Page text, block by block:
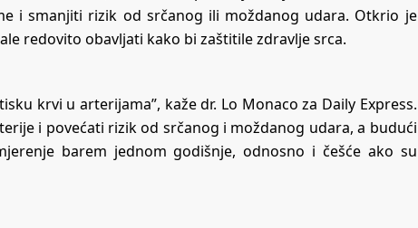
i smanjiti rizik od srčanog ili moždanog udara. Otkrio je
redovito obavljati kako bi zaštitile zdravlje srca.
krvi u arterijama”, kaže dr. Lo Monaco za Daily Express.
i povećati rizik od srčanog i moždanog udara, a budući
barem jednom godišnje, odnosno i češće ako su